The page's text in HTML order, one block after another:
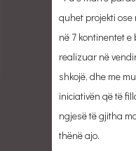
quhet projekti ose
në 7 kontinentet
realizuar në
shkojë, dhe me
iniciativën që të
ngjesë të gjitha
thënë ajo.